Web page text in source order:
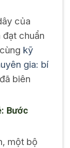
của
đạt chuẩn
kỹ
gia: bí
biên
Bước
một bộ